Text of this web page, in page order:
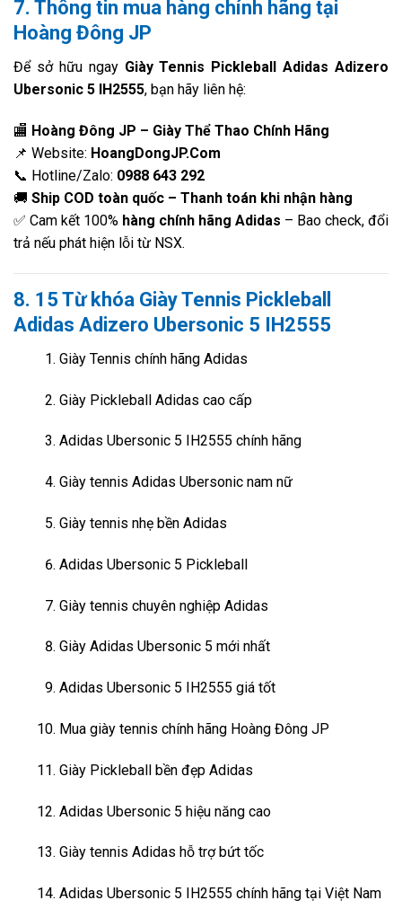
7. Thông tin mua hàng chính hãng tại
Hoàng Đông JP
Để sở hữu ngay Giày Tennis Pickleball Adidas Adizero
Ubersonic 5 IH2555, bạn hãy liên hệ:
🏬 Hoàng Đông JP – Giày Thể Thao Chính Hãng
📌 Website: HoangDongJP.Com
📞 Hotline/Zalo: 0988 643 292
🚚 Ship COD toàn quốc – Thanh toán khi nhận hàng
✅ Cam kết 100% hàng chính hãng Adidas – Bao check, đổi
trả nếu phát hiện lỗi từ NSX.
8. 15 Từ khóa Giày Tennis Pickleball
Adidas Adizero Ubersonic 5 IH2555
Giày Tennis chính hãng Adidas
Giày Pickleball Adidas cao cấp
Adidas Ubersonic 5 IH2555 chính hãng
Giày tennis Adidas Ubersonic nam nữ
Giày tennis nhẹ bền Adidas
Adidas Ubersonic 5 Pickleball
Giày tennis chuyên nghiệp Adidas
Giày Adidas Ubersonic 5 mới nhất
Adidas Ubersonic 5 IH2555 giá tốt
Mua giày tennis chính hãng Hoàng Đông JP
Giày Pickleball bền đẹp Adidas
Adidas Ubersonic 5 hiệu năng cao
Giày tennis Adidas hỗ trợ bứt tốc
Adidas Ubersonic 5 IH2555 chính hãng tại Việt Nam